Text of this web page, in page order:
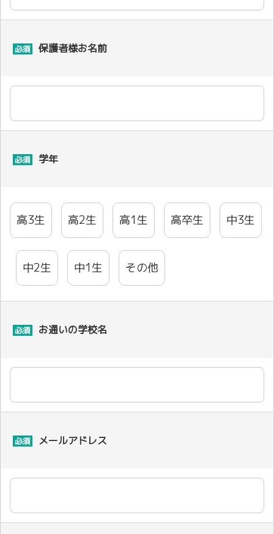
必須 保護者様お名前
必須 学年
高3生 高2生 高1生 高卒生 中3生
中2生 中1生 その他
必須 お通いの学校名
必須 メールアドレス